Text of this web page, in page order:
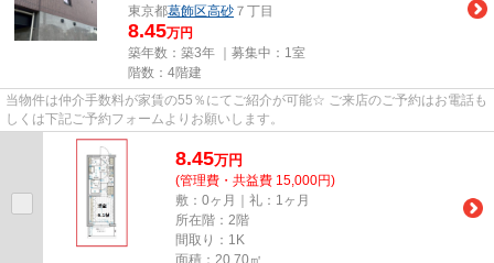
東京都葛飾区高砂 ７丁目
8.45万円
築年数：築3年 ｜募集中： 1室
階数：4階建
当物件は仲介手数料が家賃の55％にてご紹介が可能☆ ご来店のご予約はお電話も
しくは下記ご予約フォームよりお願いします。
8.45万円
(管理費・共益費 15,000円)
敷：0ヶ月｜礼：1ヶ月
所在階：2階
間取り：1K
面積：20.70㎡